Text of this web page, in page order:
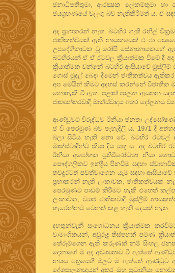
ජනාධිපතිතුමා, ආරක්‍ෂක ලේකම්තුමා
ජයග්‍රහණයේ වලංගු බව නැතිකිරීමත් ය. ඒ
අද ප්‍රභාකරන් නැත. බටහිර ගැති රනිල්
ජාතිකත්වයක් ඇති නායකයෙක් එ ජා
උපදේශිකාවක වූ රෝසි සේනානායකගේ
බටහිරයන් ඒ ඒ රටවල ක්‍රියාත්මක වීමේ දී
ක්‍රියාත්මක වන්නේ බටහිර ආසියාවේ
ගොස් මුදල් බෙදා දීමෙන් ජාතිකත්වය
අප මෙයින් කීමට අදහස් කරන්නේ විජාතික
නොහැකි වී ඇත. පළාත් පාලන ආයතන
ජාත්‍යන්තරවාදී මාක්ස්වාදය අතර
ආණ්ඩුවට විරුද්ධව ඊනියා ජනතා උද්ඝෝෂණ
ජ වි පෙරමුණ බව පැහැදිලි ය. 1971 දී
බලා සිටිය හැකි නො වේ. බටහිර රටවල්
මාක්ස්වාදීන්ට කියා දිය යුතු ය. අද
ඊනියා අපෝහක ප්‍රතිවිරෝධතා නිසා
පෞද්ගලිකව ඉන්ද්‍රිය පිනවීම සඳහා
තවදුරටත් පවත්වාගෙන යෑම සඳහා
ප්‍රභාකරන් නැති ලංකාවක, ජාතිකත්වයක්
පෙරමුණට පාඩම් කිරීමට හැකි එහෙත්
ලංකාවක, ව්‍යාජ ජාතිකවාදී මුස්ලිම්
හැරෙන්නට වෙනත් කළ හැකි දෙයක් නැත.
දහතුන්වැනි සංශෝධනය ක්‍රියාත්මක
වාමාංශිකයන්, අවුරුදු තිස්පහක් පමණ
තේරුම්ගෙන ඇති කරුණක් නම් සිංහල
දෙනාගේ ම අද අවශ්‍යතාව වී ඇත්තේ
න්‍යාය පත්‍රයෙහි මුලට ම ඇත්තේ ආණ්ඩුව
දේශපාලනඥයන් අතර ඔහු ප්‍රධානියා